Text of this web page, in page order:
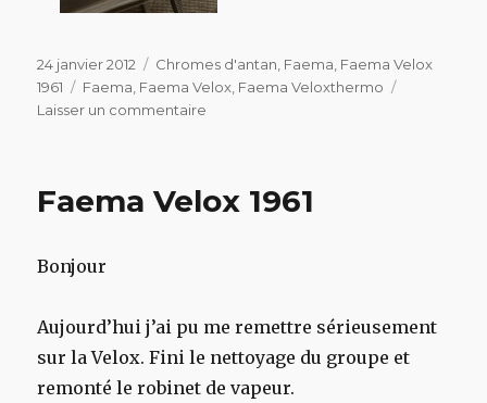
Publié
le
24 janvier 2012 Catégories
Chromes d'antan Faema Faema Velox
1961
Étiquettes
Faema Faema Velox Faema Veloxthermo
Laisser un commentaire
Faema Velox 1961
Bonjour
Aujourd’hui j’ai pu me remettre sérieusement
sur la Velox. Fini le nettoyage du groupe et
remonté le robinet de vapeur.